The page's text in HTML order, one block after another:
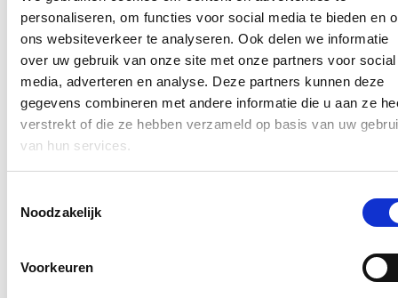
personaliseren, om functies voor social media te bieden en
ons websiteverkeer te analyseren. Ook delen we informatie
over uw gebruik van onze site met onze partners voor social
media, adverteren en analyse. Deze partners kunnen deze
gegevens combineren met andere informatie die u aan ze
verstrekt of die ze hebben verzameld op basis van uw
van hun services.
Noodzakelijk
Voorkeuren
Postcode
Ja, ik wens de nieuwsbrief van Annelies Verlinden te ontvangen op
bovenstaand mailadres*
Klikhier om de privacyvoorwaarden te raadplegen
Nieuws